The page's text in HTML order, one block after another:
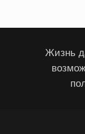
Жизнь